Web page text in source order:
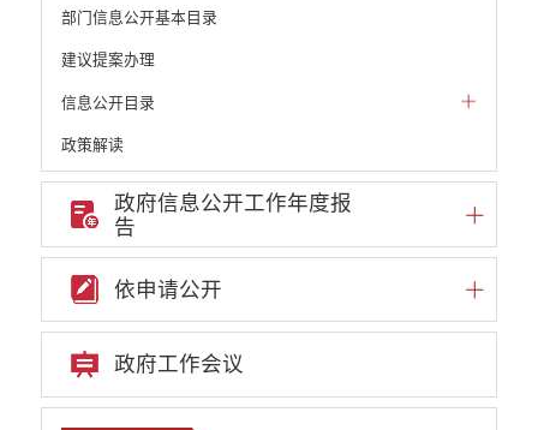
部门信息公开基本目录
建议提案办理
信息公开目录
政策解读
机构职能和权责清单
自然资源政务公开
重点领域信息公开
行政事业性收费
公务员管理
政府信息公开工作年度报
告
依申请公开
政府工作会议